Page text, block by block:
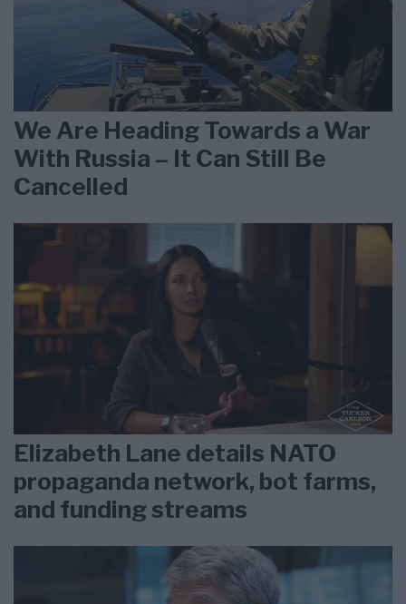
We Are Heading Towards a War
With Russia – It Can Still Be
Cancelled
Elizabeth Lane details NATO
propaganda network, bot farms,
and funding streams